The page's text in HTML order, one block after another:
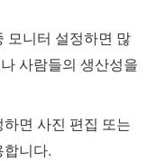
모니터 설정하면 많
사람들의 생산성을
면 사진 편집 또는
니다.